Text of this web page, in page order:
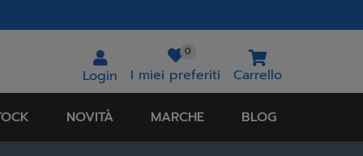
Login
0
I miei preferiti Carrello
NOVITÀ MARCHE BLOG